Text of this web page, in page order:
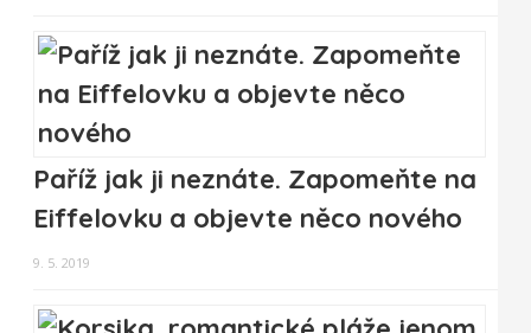
Paříž jak ji neznáte. Zapomeňte na
Eiffelovku a objevte něco nového
9. 5. 2019